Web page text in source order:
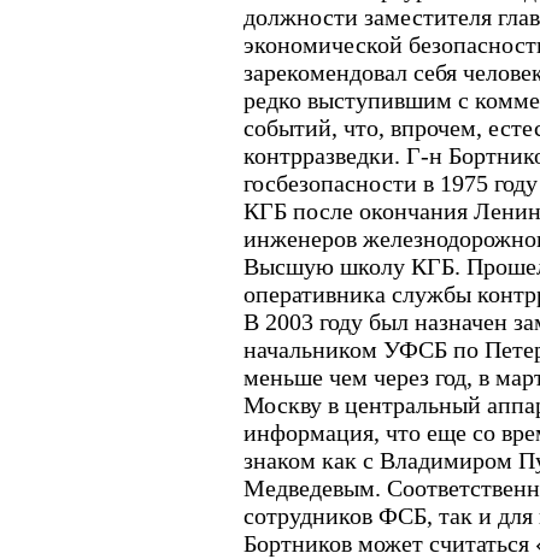
должности заместителя
экономической
зарекомендовал себя
редко выступившим с
событий, что, впрочем,
контрразведки. Г-н
госбезопасности в 1975
КГБ после окончания
инженеров
Высшую школу КГБ. Прошел
оперативника службы
В 2003 году был назначен
начальником УФСБ по
меньше чем через год, в
Москву в центральный
информация, что еще со
знаком как с Владимиром
Медведевым.
сотрудников ФСБ, так и для
Бортников может